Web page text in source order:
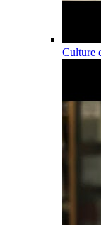
Culture